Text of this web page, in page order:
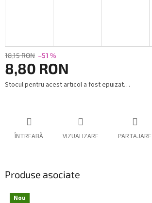
18,15 RON –51 %
8,80 RON
Evaluare
Stocul pentru acest articol a fost epuizat…
ÎNTREABĂ VIZUALIZARE PARTAJARE
Produse asociate
Nou